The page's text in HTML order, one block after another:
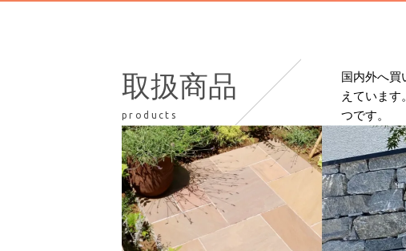
取扱商品
products
国内外へ買
えています
つです。